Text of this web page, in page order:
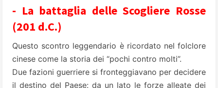
- La battaglia delle Scogliere Rosse
(201 d.C.)
Questo scontro leggendario è ricordato nel folclore
cinese come la storia dei “pochi contro molti”.
Due fazioni guerriere si fronteggiavano per decidere
il destino del Paese: da un lato le forze alleate dei